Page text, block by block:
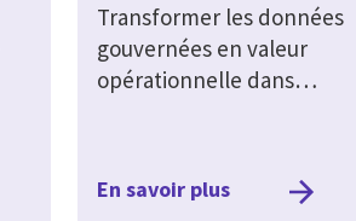
Transformer les données
gouvernées en valeur
opérationnelle dans…
En savoir plus